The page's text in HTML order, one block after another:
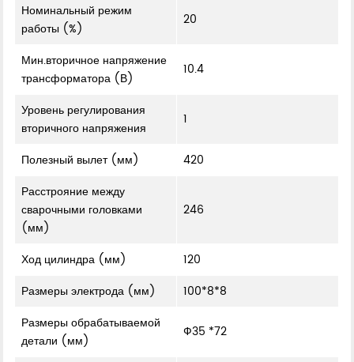
Номинальный режим
работы (%)
20
Мин.вторичное напряжение
трансформатора (В)
10.4
Уровень регулирования
вторичного напряжения
1
Полезный вылет (мм)
420
Расстрояние между
сварочными головками
(мм)
246
Ход цилиндра (мм)
120
Размеры электрода (мм)
100*8*8
Размеры обрабатываемой
детали (мм)
Ф35 *72